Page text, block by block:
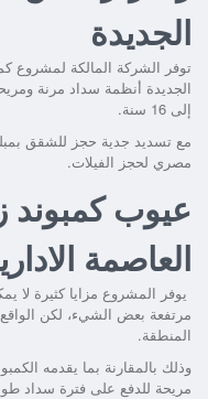
الجديدة
توفر الشركة المالكة لمشروع
الجديدة أنظمة سداد مرنة
إلى 16 سنة.
مصري لحجز الفيلات.
عيوب كمبوند
العاصمة
يوفر المشروع مزايا كثيرة لا
مرتفعة بعض الشيء، لكن الواقع
المنطقة.
وذلك بالمقارنة بما يقدمه
مريحة للدفع على فترة سداد